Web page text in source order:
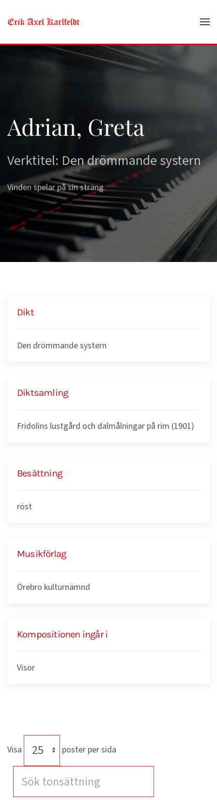
Skip to main content
Adrian, Greta
Verktitel: Den drömmande systern
Vinden spelar på sin sträng
Dikt
Den drömmande systern
Diktsamling
Fridolins lustgård och dalmålningar på rim (1901)
Besättning
röst
Musikförlag
Örebro kulturnämnd
Kompositionen ingår i
Visor
Visa poster per sida